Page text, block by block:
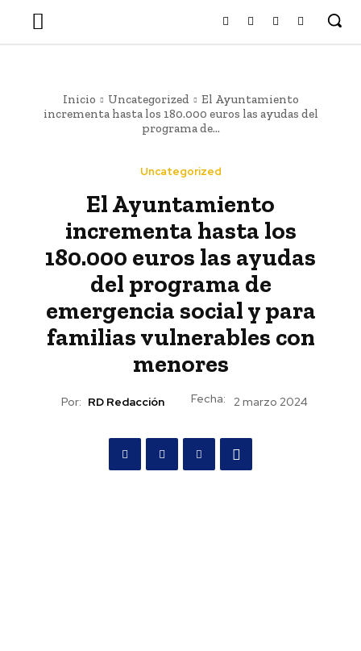
Inicio Uncategorized
El Ayuntamiento
incrementa hasta los 180.000 euros las ayudas del
programa de...
Uncategorized
El Ayuntamiento
incrementa hasta los
180.000 euros las ayudas
del programa de
emergencia social y para
familias vulnerables con
menores
Por: RD Redacción Fecha: 2 marzo 2024